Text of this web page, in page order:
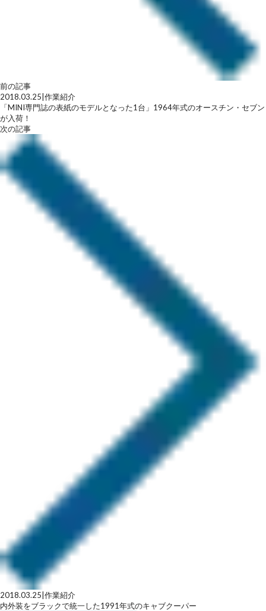
前の記事
2018.03.25 作業紹介
「MINI専門誌の表紙のモデルとなった1台」1964年式のオースチン・セブン
が入荷！
次の記事
2018.03.25 作業紹介
内外装をブラックで統一した1991年式のキャブクーパー